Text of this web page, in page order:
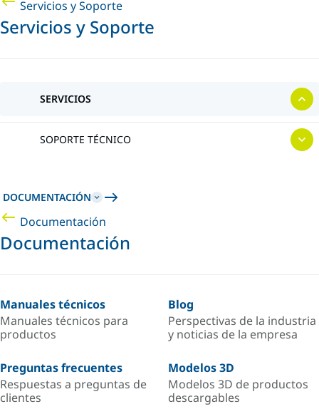
Servicios y Soporte
Servicios y Soporte
SERVICIOS
SOPORTE TÉCNICO
DOCUMENTACIÓN
Documentación
Documentación
Manuales técnicos
Manuales técnicos para
productos
Blog
Perspectivas de la industria
y noticias de la empresa
Preguntas frecuentes
Respuestas a preguntas de
clientes
Modelos 3D
Modelos 3D de productos
descargables